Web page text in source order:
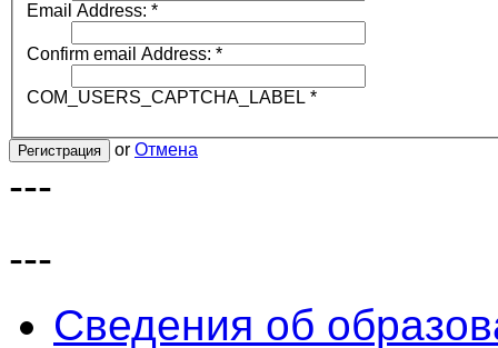
Email Address: *
Confirm email Address: *
COM_USERS_CAPTCHA_LABEL *
Регистрация or Отмена
---
---
Сведения об